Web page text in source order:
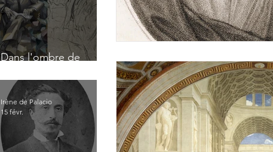
Dans l'ombre de
Irène de Palacio
15 févr.